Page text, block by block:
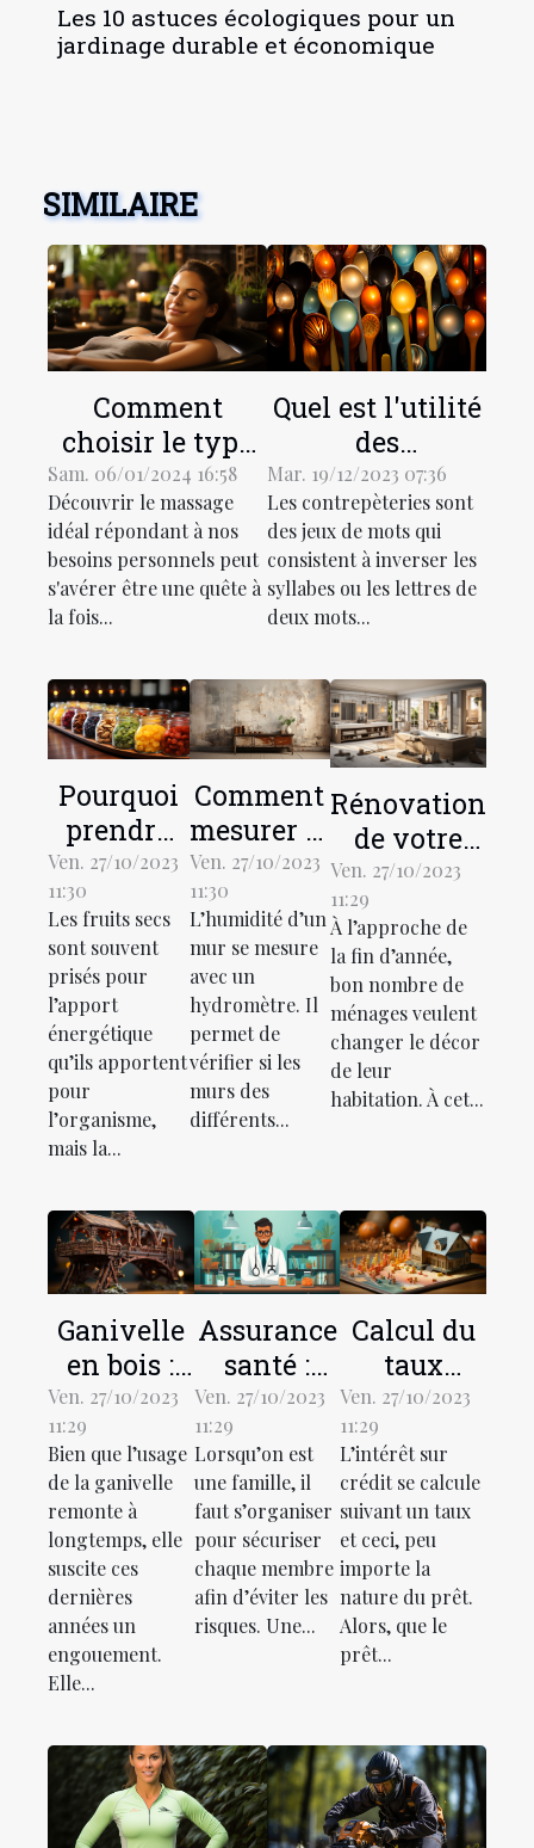
Les 10 astuces écologiques pour un
jardinage durable et économique
SIMILAIRE
Comment
choisir le type
de massage
adapté à vos
besoins
spécifiques
Sam. 06/01/2024 16:58
Découvrir le massage
idéal répondant à nos
besoins personnels peut
s'avérer être une quête à
la fois...
Quel est l'utilité
des
contrepèteries
dans la société?
Mar. 19/12/2023 07:36
Les contrepèteries sont
des jeux de mots qui
consistent à inverser les
syllabes ou les lettres de
deux mots...
Pourquoi
prendre
du fruit
Ven. 27/10/2023
11:30
Les fruits secs
sont souvent
prisés pour
l’apport
énergétique
qu’ils apportent
pour
l’organisme,
mais la...
Comment
mesurer et
traiter les
murs
humides ?
Ven. 27/10/2023
11:30
L’humidité d’un
mur se mesure
avec un
hydromètre. Il
permet de
vérifier si les
murs des
différents...
Rénovation
de votre
salle de
comment
faire ?
Ven. 27/10/2023
11:29
À l’approche de
la fin d’année,
bon nombre de
ménages veulent
changer le décor
de leur
habitation. À cet...
Ganivelle
en bois :
qu’est-ce
que c’est ?
Ven. 27/10/2023
11:29
Bien que l’usage
de la ganivelle
remonte à
longtemps, elle
suscite ces
dernières
années un
engouement.
Elle...
Assurance
santé :
parlons-
Ven. 27/10/2023
11:29
Lorsqu’on est
une famille, il
faut s’organiser
pour sécuriser
chaque membre
afin d’éviter les
risques. Une...
Calcul du
taux
d’intérêt
des prêts :
comment
ça
marche ?
Ven. 27/10/2023
11:29
L’intérêt sur
crédit se calcule
suivant un taux
et ceci, peu
importe la
nature du prêt.
Alors, que le
prêt...